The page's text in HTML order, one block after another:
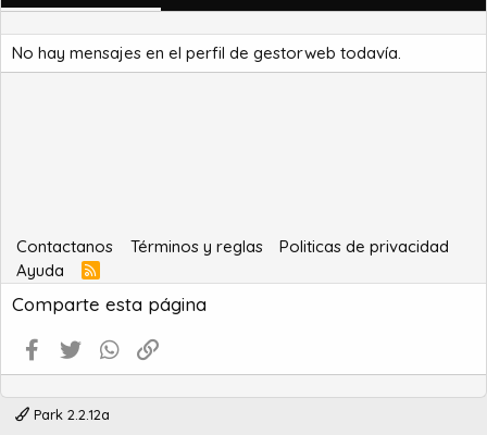
No hay mensajes en el perfil de gestorweb todavía.
Contactanos Términos y reglas
Politicas de privacidad
Ayuda
R
S
S
Comparte esta página
Facebook
Twitter WhatsApp
Park 2.2.12a